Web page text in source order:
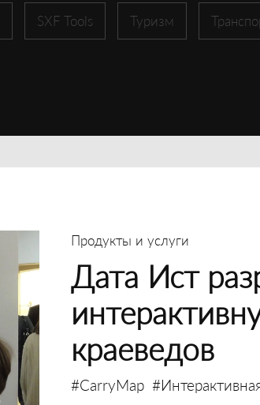
SXF Tools Туризм
Продукты и услуги
Дата Ист
краеведов
#CarryMap